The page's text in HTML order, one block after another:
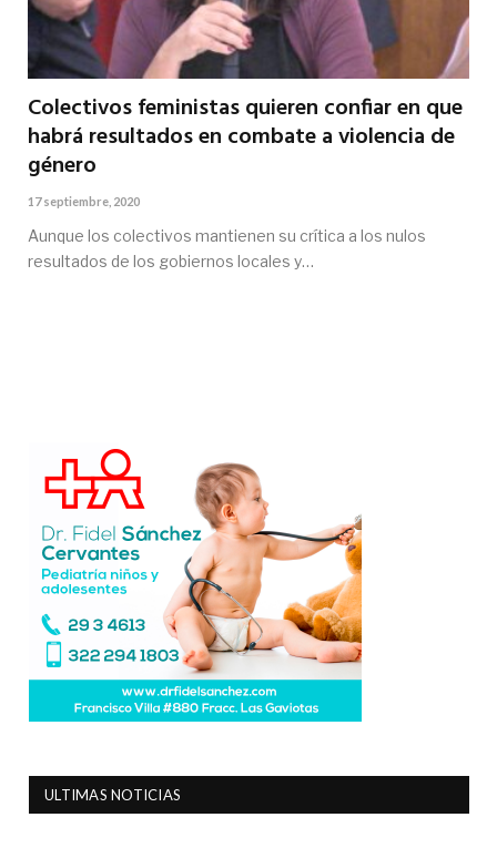
Colectivos feministas quieren confiar en que
habrá resultados en combate a violencia de
género
17 septiembre, 2020
Aunque los colectivos mantienen su crítica a los nulos
resultados de los gobiernos locales y…
ULTIMAS NOTICIAS